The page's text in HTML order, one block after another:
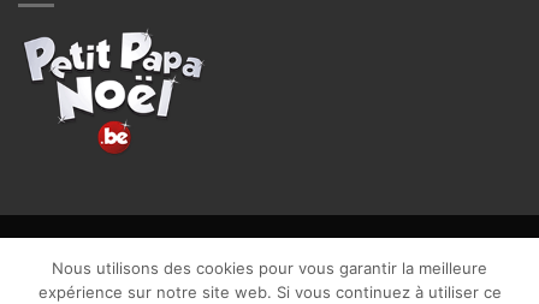
CGU| Vie privée| TVA : BE0840965749 | Site web réalisé par
Nous utilisons des cookies pour vous garantir la meilleure
expérience sur notre site web. Si vous continuez à utiliser ce